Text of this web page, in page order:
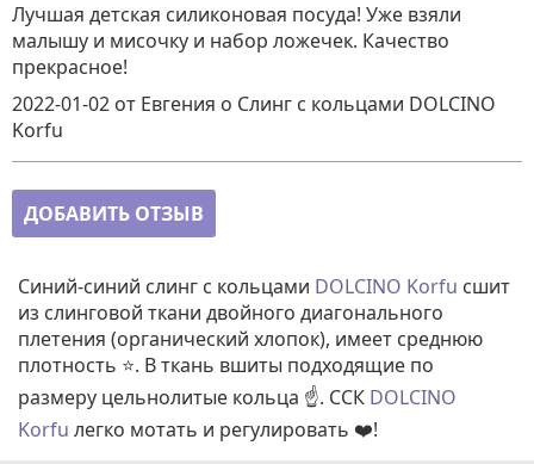
Лучшая детская силиконовая посуда! Уже взяли
малышу и мисочку и набор ложечек. Качество
прекрасное!
2022-01-02 от Евгения о Слинг с кольцами DOLCINO
Korfu
ДОБАВИТЬ ОТЗЫВ
Синий-синий слинг с кольцами DOLCINO Korfu сшит
из слинговой ткани двойного диагонального
плетения (органический хлопок), имеет среднюю
плотность ⭐. В ткань вшиты подходящие по
размеру цельнолитые кольца ☝️. ССК DOLCINO
Korfu легко мотать и регулировать ❤️!